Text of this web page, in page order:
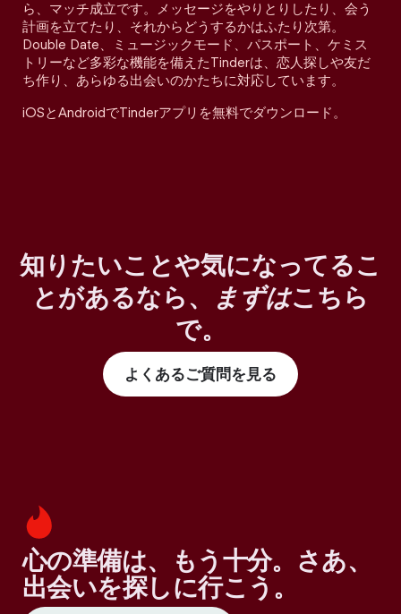
ら、マッチ成立です。メッセージをやりとりしたり、会う
計画を立てたり、それからどうするかはふたり次第。
Double Date、ミュージックモード、パスポート、ケミス
トリーなど多彩な機能を備えたTinderは、恋人探しや友だ
ち作り、あらゆる出会いのかたちに対応しています。
iOSとAndroidでTinderアプリを無料でダウンロード。
知りたいことや気になってるこ
とがあるなら、
まずはこちら
で。
よくあるご質問を見る
心の準備は、もう十分。さあ、
出会いを探しに行こう。